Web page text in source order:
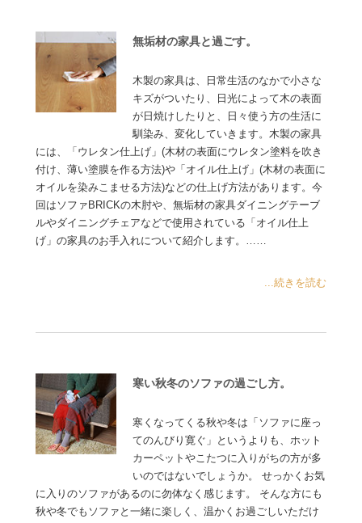
無垢材の家具と過ごす。
木製の家具は、日常生活のなかで小さな
キズがついたり、日光によって木の表面
が日焼けしたりと、日々使う方の生活に
馴染み、変化していきます。木製の家具
には、「ウレタン仕上げ」(木材の表面にウレタン塗料を吹き
付け、薄い塗膜を作る方法)や「オイル仕上げ」(木材の表面に
オイルを染みこませる方法)などの仕上げ方法があります。今
回はソファBRICKの木肘や、無垢材の家具ダイニングテーブ
ルやダイニングチェアなどで使用されている「オイル仕上
げ」の家具のお手入れについて紹介します。……
...続きを読む
寒い秋冬のソファの過ごし方。
寒くなってくる秋や冬は「ソファに座っ
てのんびり寛ぐ」というよりも、ホット
カーペットやこたつに入りがちの方が多
いのではないでしょうか。 せっかくお気
に入りのソファがあるのに勿体なく感じます。 そんな方にも
秋や冬でもソファと一緒に楽しく、温かくお過ごしいただけ